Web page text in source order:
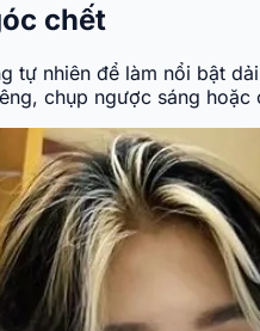
chết
tự nhiên để làm nổi bật
chụp ngược sáng